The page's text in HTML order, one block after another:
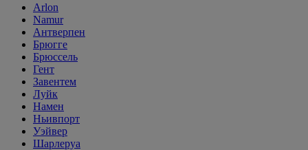
Arlon
Namur
Антверпен
Брюгге
Брюссель
Гент
Завентем
Луйк
Намен
Ньивпорт
Уэйвер
Шарлеруа